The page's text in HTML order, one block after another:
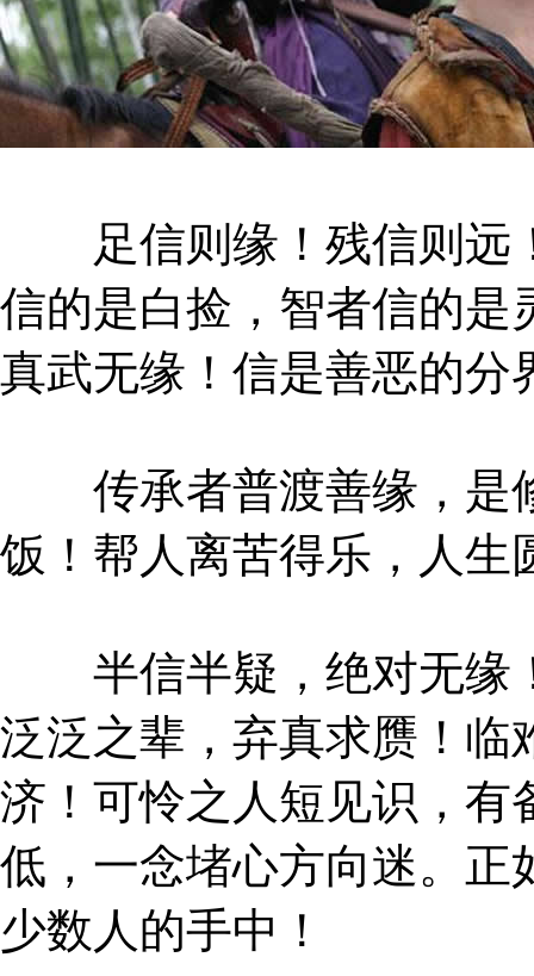
足信则缘！残信则远
信的是白捡，智者信的是
真武无缘！信是善恶的分
传承者普渡善缘，是
饭！帮人离苦得乐，人生
半信半疑，绝对无缘
泛泛之辈，弃真求赝！临
济！可怜之人短见识，有
低，一念堵心方向迷。正
少数人的手中！